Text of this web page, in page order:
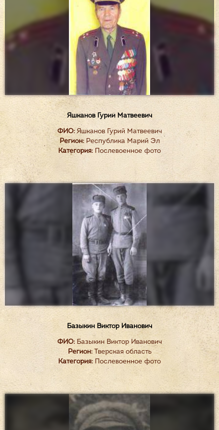
Яшканов Гурий Матвеевич
ФИО:Яшканов Гурий Матвеевич
Регион:Республика Марий Эл
Категория: Послевоенное фото
Базыкин Виктор Иванович
ФИО: Базыкин Виктор Иванович
Регион:Тверская область
Категория: Послевоенное фото